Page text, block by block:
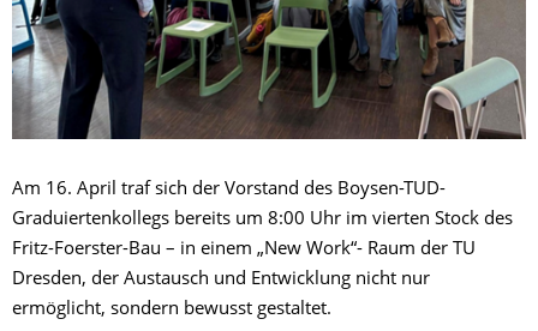
Am 16. April traf sich der Vorstand des Boysen-TUD-
Graduiertenkollegs bereits um 8:00 Uhr im vierten Stock des
Fritz-Foerster-Bau – in einem „New Work“- Raum der TU
Dresden, der Austausch und Entwicklung nicht nur
ermöglicht, sondern bewusst gestaltet.